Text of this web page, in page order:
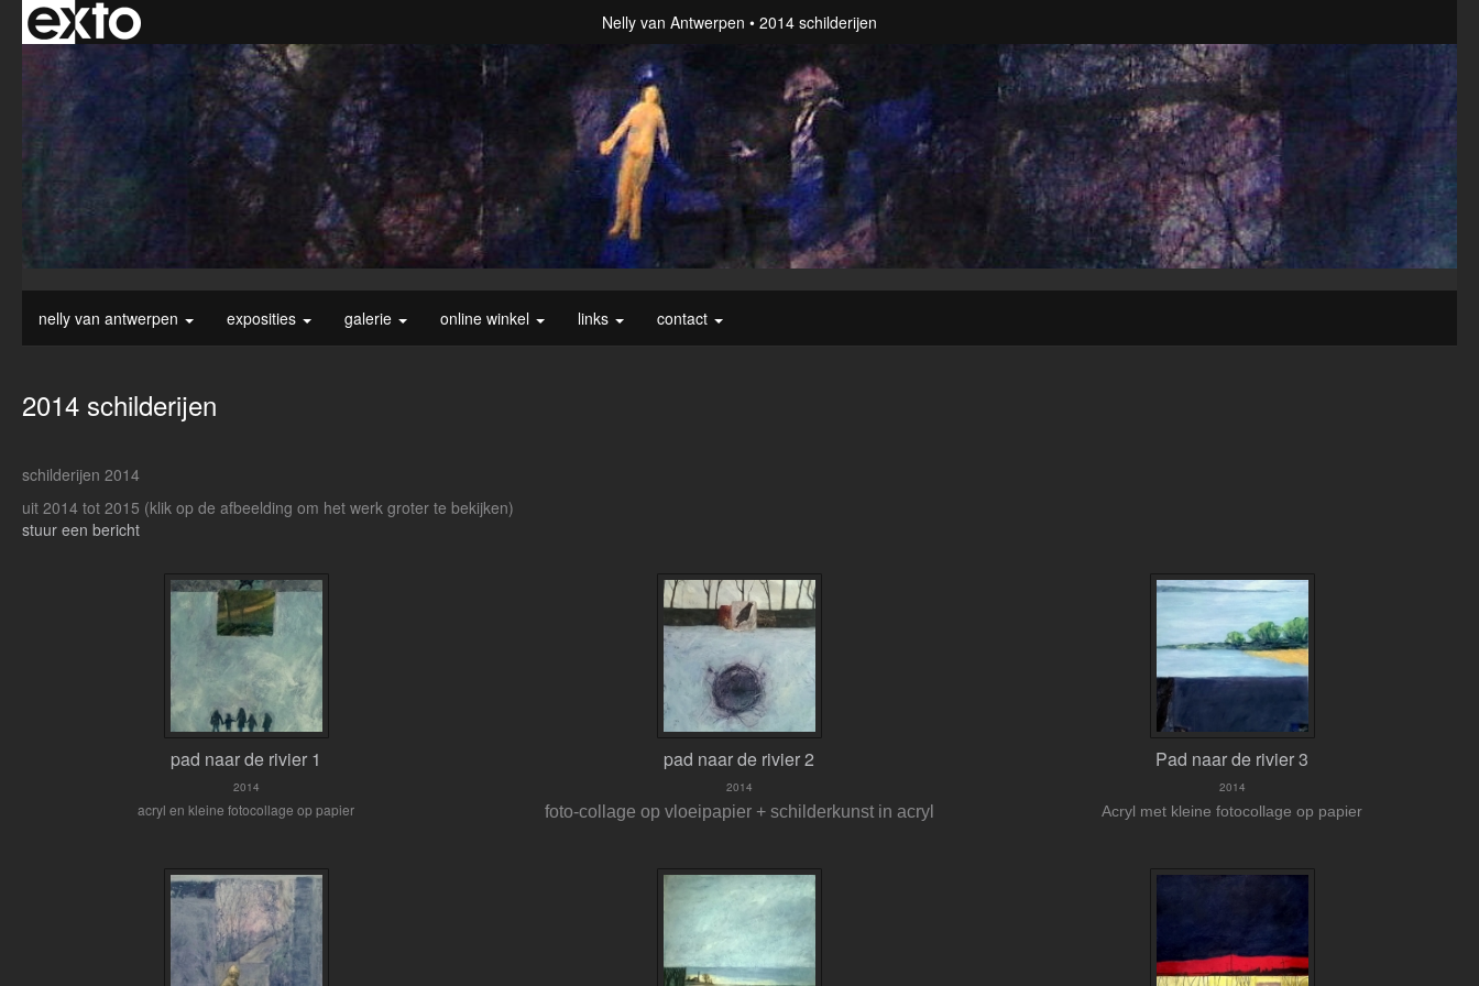
Nelly van Antwerpen 2014 schilderijen
nelly van antwerpen exposities galerie online winkel links contact
2014 schilderijen
schilderijen 2014
uit 2014 tot 2015 (klik op de afbeelding om het werk groter te bekijken)
stuur een bericht
pad naar de rivier 1
2014
acryl en kleine fotocollage op papier
pad naar de rivier 2
2014
foto-collage op vloeipapier + schilderkunst in acryl
Pad naar de rivier 3
2014
Acryl met kleine fotocollage op papier